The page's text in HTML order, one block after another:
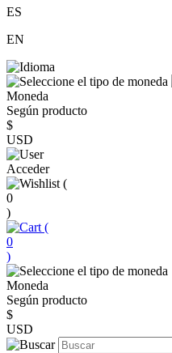
ES
EN
Moneda
Según producto
$
USD
Acceder
(
0
)
(
0
)
Moneda
Según producto
$
USD